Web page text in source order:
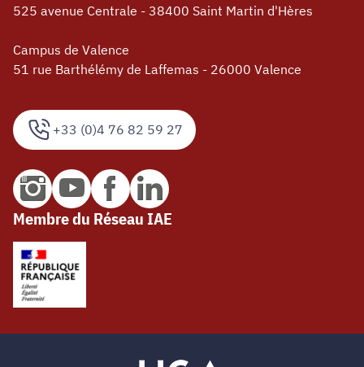
+33 (0)4 76 82 59 27
525 avenue Centrale - 38400 Saint Martin d'Hères
Campus de Valence
51 rue Barthélémy de Laffemas - 26000 Valence
Membre du Réseau IAE